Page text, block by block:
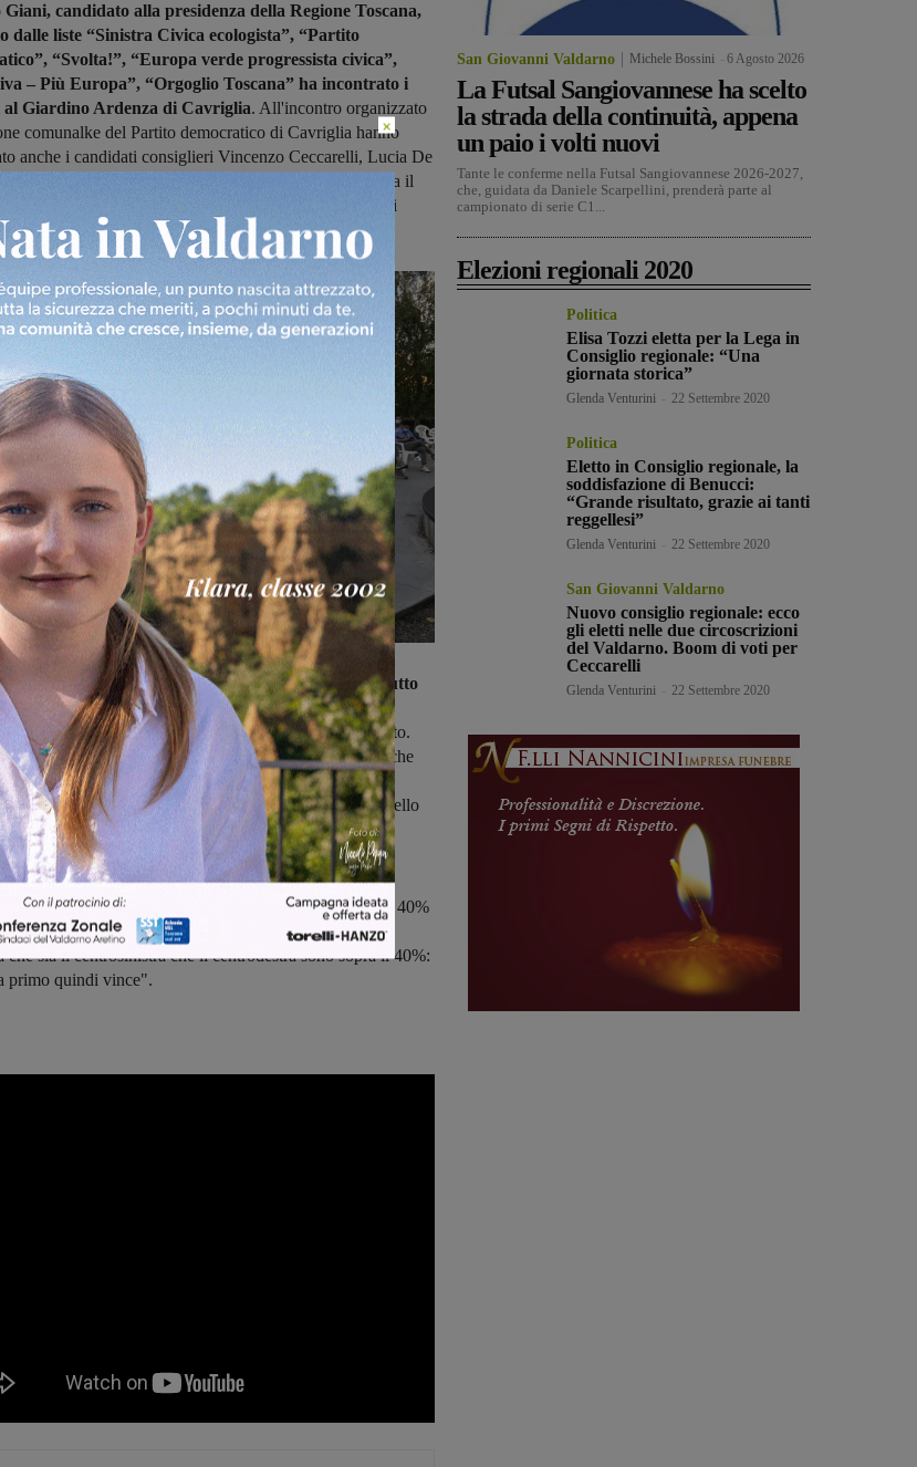
Giani, candidato alla presidenza della Regione Toscana,
dalle liste “Sinistra Civica ecologista”, “Partito
“Svolta!”, “Europa verde progressista civica”,
– Più Europa”, “Orgoglio Toscana” ha incontrato i
Giardino Ardenza di Cavriglia. All'incontro organizzato
comunalke del Partito democratico di Cavriglia hanno
anche i candidati consiglieri Vincenzo Ceccarelli, Lucia De
Simone Tartaro, e Elisa Bertini. Hanno aperto l'iniziativa il
provinciale di Arezzo Francesco Ruscelli e il sindaco di
Leonardo Degl'Innocenti o Sanni.
ottimista – ha affermato Eugenio Giani – Innanzitutto
sindaci su 273, il 70%, ha sottoscritto il patto e
al voto nei miei confronti.E' qualcosa di molto concreto.
è una grande mobilitazione delle forze della coalizione che
e che è espressione di una Toscana che sente nella
più profonda che non può essere messo da parte il modello
il ballottaggio, è una falsa notizia.Per la Regione
solo l'ipotesi che non arrivando nessuna coalizione al 40%
al ballottaggio. Ma i sondaggi dicono con molta
che sia il centrosinistra che il centrodestra sono sopra il 40%:
primo quindi vince".
San Giovanni Valdarno Michele Bossini 6 Agosto 2026
La Futsal Sangiovannese ha scelto
la strada della continuità, appena
un paio i volti nuovi
Tante le conferme nella Futsal Sangiovannese 2026-2027,
che, guidata da Daniele Scarpellini, prenderà parte al
campionato di serie C1...
Elezioni regionali 2020
Politica
Elisa Tozzi eletta per la Lega in
Consiglio regionale: “Una
giornata storica”
Glenda Venturini 22 Settembre 2020
Politica
Eletto in Consiglio regionale, la
soddisfazione di Benucci:
“Grande risultato, grazie ai tanti
reggellesi”
Glenda Venturini 22 Settembre 2020
San Giovanni Valdarno
Nuovo consiglio regionale: ecco
gli eletti nelle due circoscrizioni
del Valdarno. Boom di voti per
Ceccarelli
Glenda Venturini 22 Settembre 2020
×